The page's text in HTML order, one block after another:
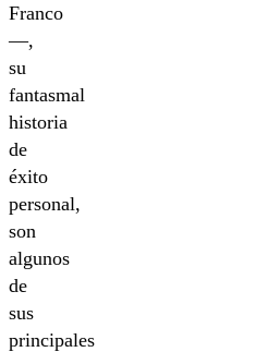
Franco
—,
su
fantasmal
historia
de
éxito
personal,
son
algunos
de
sus
principales